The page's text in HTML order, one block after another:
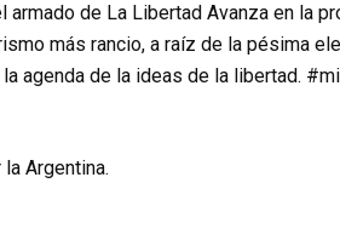
de La Libertad Avanza en la
más rancio, a raíz de la pésima
agenda de la ideas de la libertad.
Argentina.